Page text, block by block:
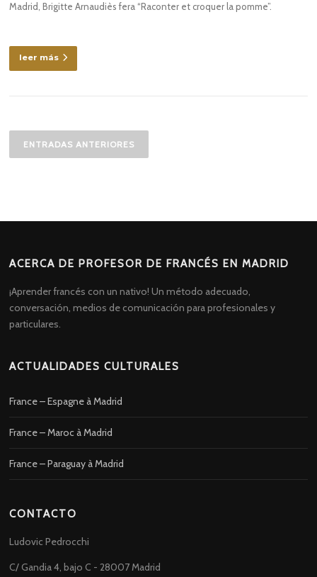
Madrid, Brigitte Arnaudiès fera “Raconter et croquer la pomme”.
leer más
de
entradas
ENTRADAS ANTERIORES
ACERCA DE PROFESOR DE FRANCÉS EN MADRID
¡Aprender francés con un nativo! Un método adecuado,
conversación, medios de comunicación para profesionales y
particulares.
ACTUALIDADES CULTURALES
France – Espagne à Madrid
France – Maroc à Madrid
France – Paraguay à Madrid
CONTACTO
Ludovic Pedrocchi
C/ Gandia 4, bajo C - 28007 Madrid